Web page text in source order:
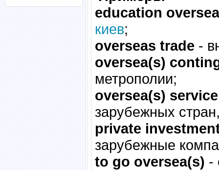
education
киев;
overseas trade -
oversea(s)
метрополии;
oversea(s) service
зарубежных
private
зарубежные
to go oversea(s) -